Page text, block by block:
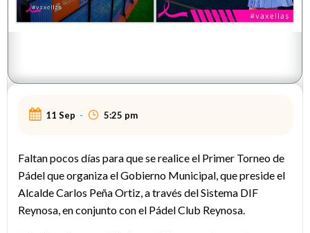
11 Sep - 5:25 pm
Faltan pocos días para que se realice el Primer Torneo de
Pádel que organiza el Gobierno Municipal, que preside el
Alcalde Carlos Peña Ortiz, a través del Sistema DIF
Reynosa, en conjunto con el Pádel Club Reynosa.